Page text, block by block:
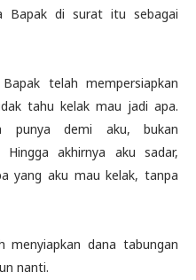
Bapak di surat itu sebagai
telah mempersiapkan
tahu kelak mau jadi apa.
punya demi aku, bukan
Hingga akhirnya aku sadar,
yang aku mau kelak, tanpa
menyiapkan dana tabungan
nanti.